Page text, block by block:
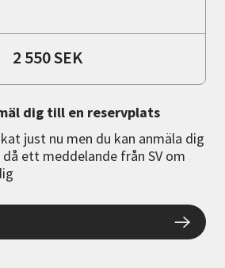
2 550 SEK
dig till en reservplats
just nu men du kan anmäla dig
ett meddelande från SV om